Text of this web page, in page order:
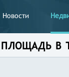
Новости
ПЛОЩАДЬ В